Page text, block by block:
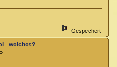
Gespeichert
- welches?